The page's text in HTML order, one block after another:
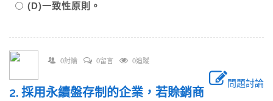
(D)一致性原則。
0討論 0留言 0追蹤
問題討論
2. 採用永續盤存制的企業，若賒銷商